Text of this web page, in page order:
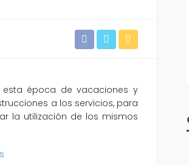
época de vacaciones y
a los servicios, para
la utilización de los mismos